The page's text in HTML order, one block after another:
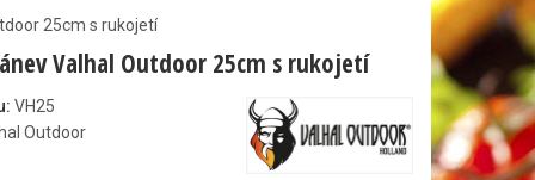
25cm s rukojetí
Valhal Outdoor 25cm s rukojetí
VH25
Outdoor